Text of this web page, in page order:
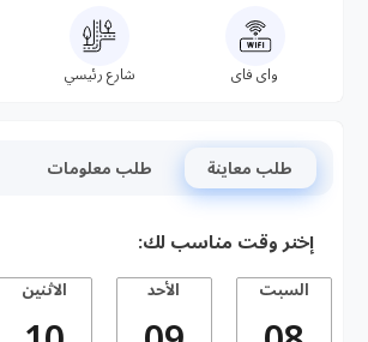
واى فاى شارع رئيسي
طلب معاينة طلب معلومات
إختر وقت مناسب لك:
السبت الأحد الاثنين